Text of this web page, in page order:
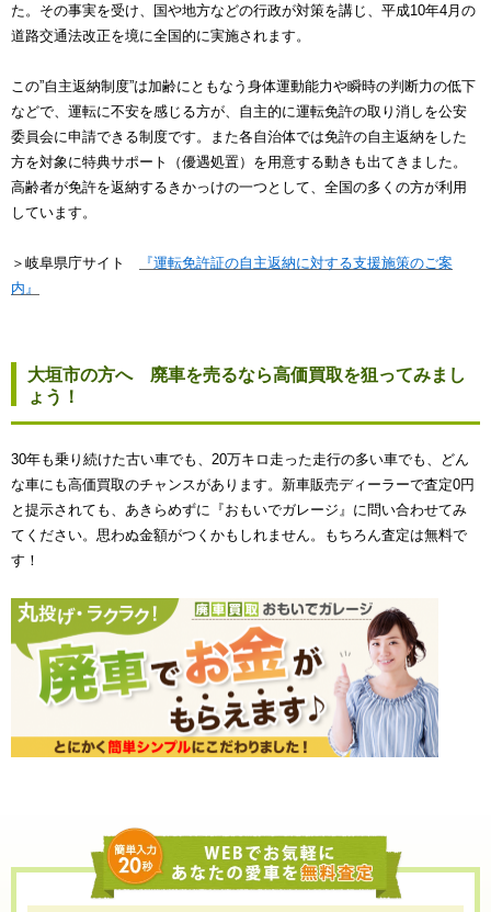
た。その事実を受け、国や地方などの行政が対策を講じ、平成10年4月の
道路交通法改正を境に全国的に実施されます。
この”自主返納制度”は加齢にともなう身体運動能力や瞬時の判断力の低下
などで、運転に不安を感じる方が、自主的に運転免許の取り消しを公安
委員会に申請できる制度です。また各自治体では免許の自主返納をした
方を対象に特典サポート（優遇処置）を用意する動きも出てきました。
高齢者が免許を返納するきかっけの一つとして、全国の多くの方が利用
しています。
＞岐阜県庁サイト
『運転免許証の自主返納に対する支援施策のご案
内』
大垣市の方へ 廃車を売るなら高価買取を狙ってみまし
ょう！
30年も乗り続けた古い車でも、20万キロ走った走行の多い車でも、どん
な車にも高価買取のチャンスがあります。新車販売ディーラーで査定0円
と提示されても、あきらめずに『おもいでガレージ』に問い合わせてみ
てください。思わぬ金額がつくかもしれません。もちろん査定は無料で
す！